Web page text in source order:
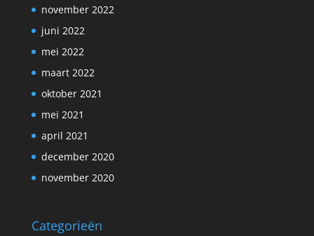
november 2022
juni 2022
mei 2022
maart 2022
oktober 2021
mei 2021
april 2021
december 2020
november 2020
Categorieën